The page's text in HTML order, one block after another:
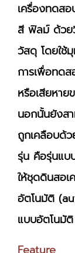
เครื่องทดส
สี ฟิลม์ ด้วย
วัสดุ โดยใช้
การเพื่อทด
หรือเสียหา
นอกนั้นยังส
ถูกเคลือบด้
รุ่น คือรุ่นแบ
ให้ชุดดินสอ
อัตโนมัติ
แบบอัตโนมัติ